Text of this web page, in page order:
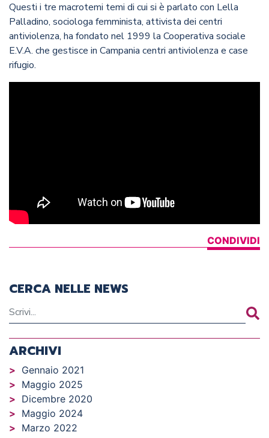
Questi i tre macrotemi temi di cui si è parlato con Lella
Palladino, sociologa femminista, attivista dei centri
antiviolenza, ha fondato nel 1999 la Cooperativa sociale
E.V.A. che gestisce in Campania centri antiviolenza e case
rifugio.
CONDIVIDI
CERCA NELLE NEWS
ARCHIVI
Gennaio 2021
Maggio 2025
Dicembre 2020
Maggio 2024
Marzo 2022